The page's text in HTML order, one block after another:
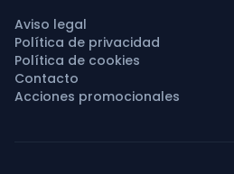
Aviso legal
Política de privacidad
Política de cookies
Contacto
Acciones promocionales